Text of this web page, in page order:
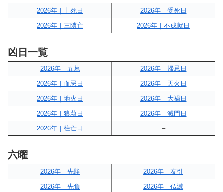
2026年｜十死日
2026年｜受死日
2026年｜三隣亡
2026年｜不成就日
凶日一覧
2026年｜五墓
2026年｜帰忌日
2026年｜血忌日
2026年｜天火日
2026年｜地火日
2026年｜大禍日
2026年｜狼藉日
2026年｜滅門日
2026年｜往亡日
–
六曜
2026年｜先勝
2026年｜友引
2026年｜先負
2026年｜仏滅